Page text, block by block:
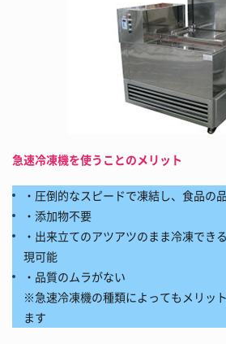
急速冷凍機を使うことのメリット
・圧倒的なスピードで凍結し、食品の
・添加物不要
・出来立てのアツアツのまま冷凍でき
現可能
・品質のムラがない
※急速冷凍機の種類によってもメリッ
ます